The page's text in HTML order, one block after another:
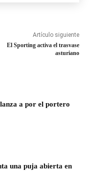
Artículo siguiente
El Sporting activa el trasvase
asturiano
a por el portero
una puja abierta en